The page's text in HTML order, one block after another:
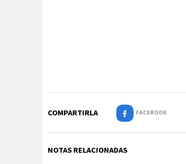
COMPARTIRLA FACEBOOK
NOTAS RELACIONADAS